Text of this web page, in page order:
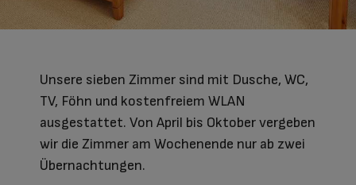
Unsere sieben Zimmer sind mit Dusche, WC,
TV, Föhn und kostenfreiem WLAN
ausgestattet. Von April bis Oktober vergeben
wir die Zimmer am Wochenende nur ab zwei
Übernachtungen.